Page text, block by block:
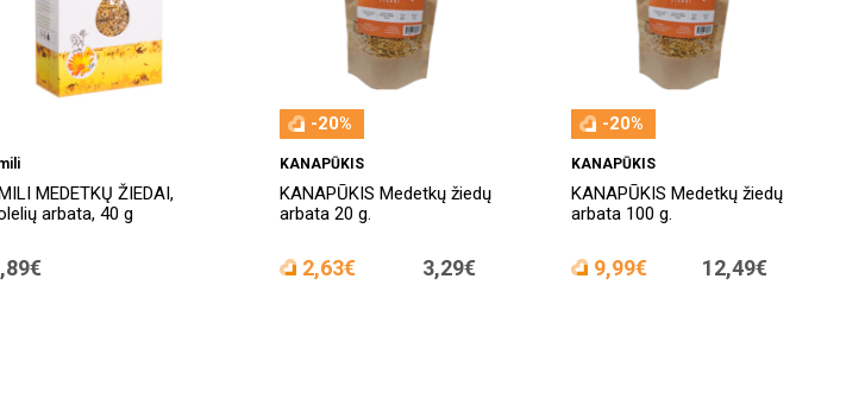
MEDETKŲ ŽIEDAI,
arbata, 40 g
-20%
KANAPŪKIS
KANAPŪKIS Medetkų žiedų
arbata 20 g.
2,63€ 3,29€
-20%
KANAPŪKIS
KANAPŪKIS Medetkų žiedų
arbata 100 g.
9,99€ 12,49€